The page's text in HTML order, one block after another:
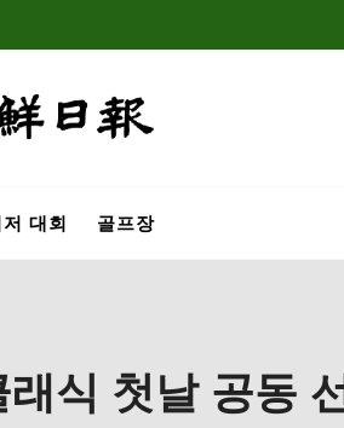
대회 골프장
식 첫날 공동